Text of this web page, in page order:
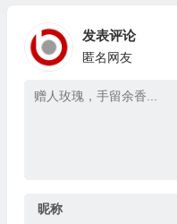
发表评论
匿名网友
昵称